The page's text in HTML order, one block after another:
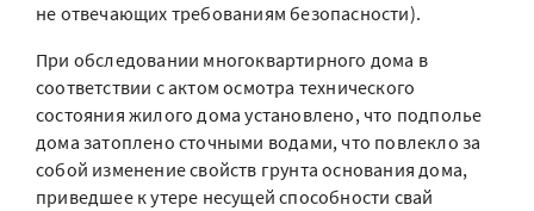
не отвечающих требованиям безопасности).
При обследовании многоквартирного дома в
соответствии с актом осмотра технического
состояния жилого дома установлено, что подполье
дома затоплено сточными водами, что повлекло за
собой изменение свойств грунта основания дома,
приведшее к утере несущей способности свай